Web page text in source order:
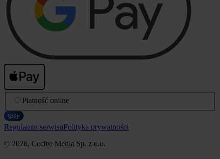
Płatność online
Regulamin serwisuPolityka prywatności
© 2026, Coffee Media Sp. z o.o.